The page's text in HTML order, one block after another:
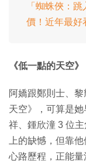
「蜘蛛俠：
價！近年最好
《低一點的天空》
阿嬌跟鄭則士、
天空》，可算是
祥、鍾欣潼 3 位
上的缺憾，但靠
心路歷程，正能